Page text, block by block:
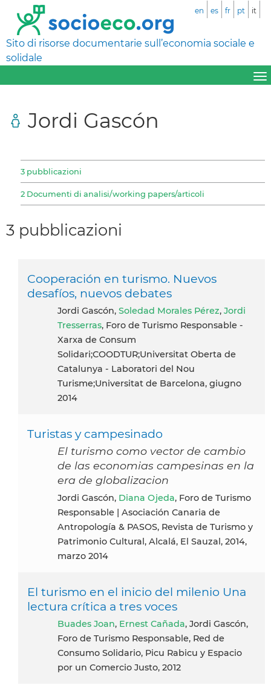
Sito di risorse documentarie sull’economia sociale e
solidale
en es fr pt it
Jordi Gascón
3 pubblicazioni
2 Documenti di analisi/working papers/articoli
3 pubblicazioni
Cooperación en turismo. Nuevos
desafíos, nuevos debates
Jordi Gascón, Soledad Morales Pérez, Jordi
Tresserras, Foro de Turismo Responsable -
Xarxa de Consum
Solidari;COODTUR;Universitat Oberta de
Catalunya - Laboratori del Nou
Turisme;Universitat de Barcelona, giugno
2014
Turistas y campesinado
El turismo como vector de cambio
de las economias campesinas en la
era de globalizacion
Jordi Gascón, Diana Ojeda, Foro de Turismo
Responsable | Asociación Canaria de
Antropología & PASOS, Revista de Turismo y
Patrimonio Cultural, Alcalá, El Sauzal, 2014,
marzo 2014
El turismo en el inicio del milenio Una
lectura crítica a tres voces
Buades Joan, Ernest Cañada, Jordi Gascón,
Foro de Turismo Responsable, Red de
Consumo Solidario, Picu Rabicu y Espacio
por un Comercio Justo, 2012